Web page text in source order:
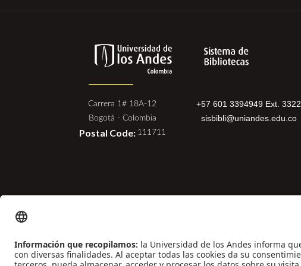
Carrera 1# 18A-12
Bogotá - Colombia
Postal Code: 111711
+57 601 3394949 Ext. 3322
sisbibli@uniandes.edu.co